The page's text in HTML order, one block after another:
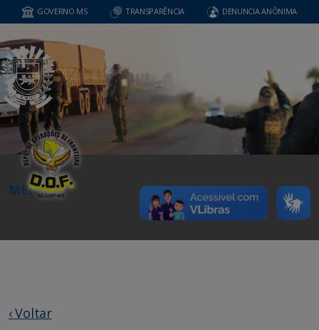
GOVERNO MS TRANSPARÊNCIA DENUNCIA ANÔNIMA
MENU
‹ Voltar